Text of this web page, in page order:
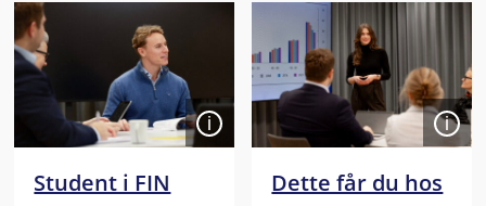
Student i FIN
Dette får du hos